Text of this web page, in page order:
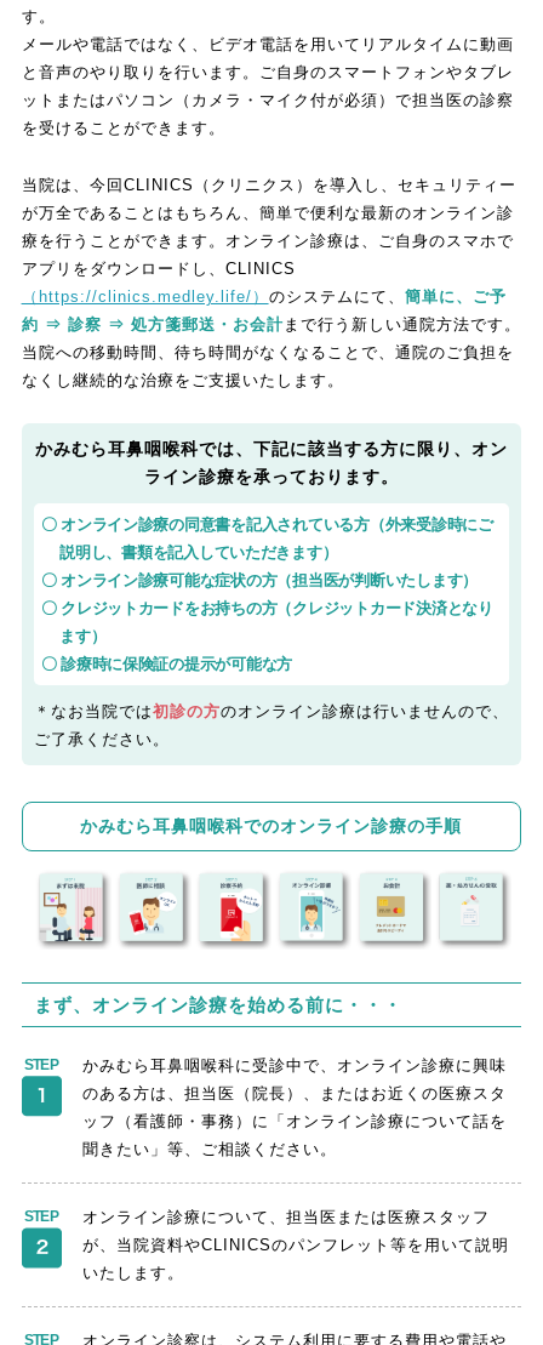
す。
メールや電話ではなく、ビデオ電話を用いてリアルタイムに動画
と音声のやり取りを行います。ご自身のスマートフォンやタブレ
ットまたはパソコン（カメラ・マイク付が必須）で担当医の診察
を受けることができます。
当院は、今回CLINICS（クリニクス）を導入し、セキュリティー
が万全であることはもちろん、簡単で便利な最新のオンライン診
療を行うことができます。オンライン診療は、ご自身のスマホで
アプリをダウンロードし、CLINICS
（https://clinics.medley.life/） のシステムにて、 簡単に、ご予
約 ⇒ 診察 ⇒ 処方箋郵送・お会計まで行う新しい通院方法です。
当院への移動時間、待ち時間がなくなることで、通院のご負担を
なくし継続的な治療をご支援いたします。
かみむら耳鼻咽喉科では、下記に該当する方に限り、オン
ライン診療を承っております。
〇 オンライン診療の同意書を記入されている方（外来受診時にご
説明し、書類を記入していただきます）
〇 オンライン診療可能な症状の方（担当医が判断いたします）
〇 クレジットカードをお持ちの方（クレジットカード決済となり
ます）
〇 診療時に保険証の提示が可能な方
＊なお当院では初診の方のオンライン診療は行いませんので、
ご了承ください。
かみむら耳鼻咽喉科でのオンライン診療の手順
まず、オンライン診療を始める前に・・・
かみむら耳鼻咽喉科に受診中で、オンライン診療に興味
のある方は、担当医（院長）、またはお近くの医療スタ
ッフ（看護師・事務）に「オンライン診療について話を
聞きたい」等、ご相談ください。
オンライン診療について、担当医または医療スタッフ
が、当院資料やCLINICSのパンフレット等を用いて説明
いたします。
オンライン診察は、システム利用に要する費用や電話や